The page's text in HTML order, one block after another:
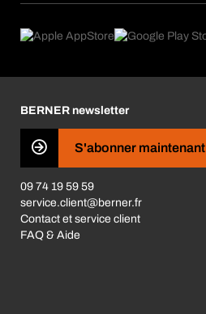
eProcurement
Guides de choix
Catégories produits
Ce qui nous motive
Les magasins BERNER
Presse
Business Conduct
BERNER newsletter
S'abonner maintenant
09 74 19 59 59
service.client@berner.fr
Contact et service client
FAQ & Aide